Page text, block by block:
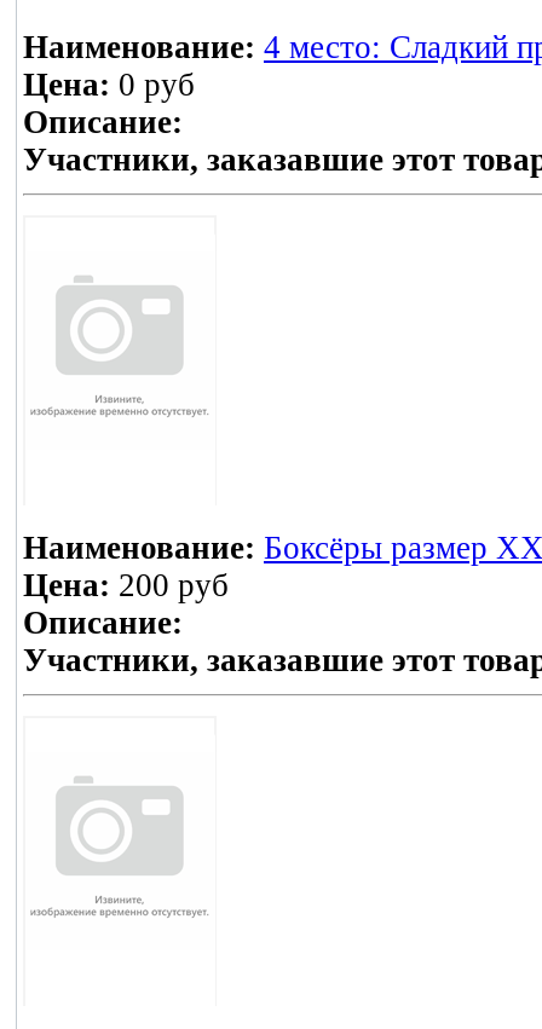
Наименование: 4 место: Сладкий
Цена: 0 руб
Описание:
Участники, заказавшие этот
Наименование: Боксёры размер
Цена: 200 руб
Описание:
Участники, заказавшие этот